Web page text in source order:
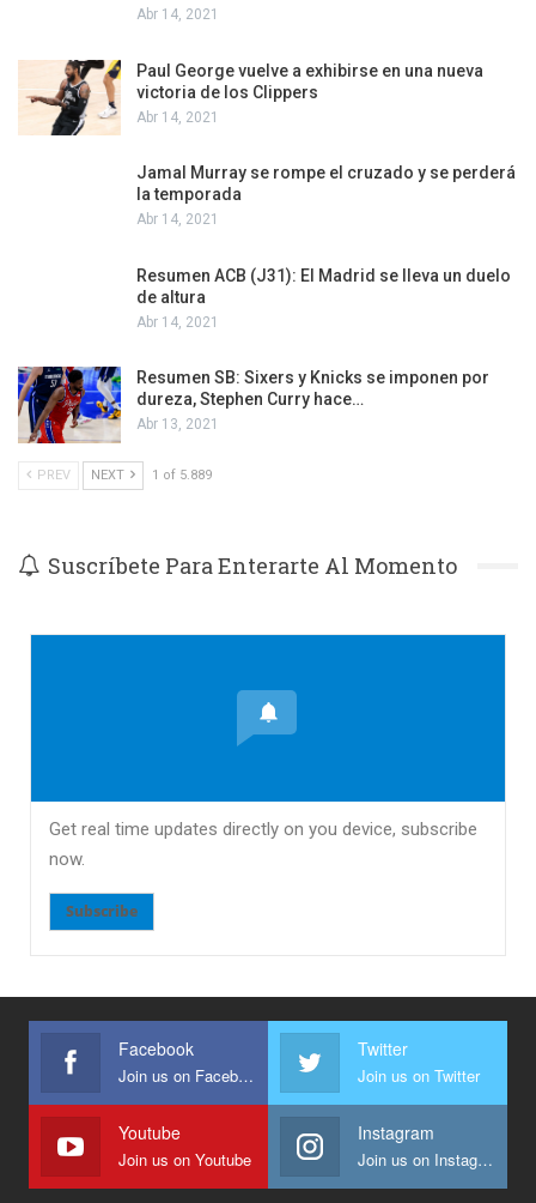
Abr 14, 2021
Paul George vuelve a exhibirse en una nueva
victoria de los Clippers
Abr 14, 2021
Jamal Murray se rompe el cruzado y se perderá
la temporada
Abr 14, 2021
Resumen ACB (J31): El Madrid se lleva un duelo
de altura
Abr 14, 2021
Resumen SB: Sixers y Knicks se imponen por
dureza, Stephen Curry hace…
Abr 13, 2021
PREV NEXT 1 of 5.889
Suscríbete Para Enterarte Al Momento
Get real time updates directly on you device, subscribe
now.
Subscribe
Facebook
Join us on Facebook
Twitter
Join us on Twitter
Youtube
Join us on Youtube
Instagram
Join us on Instagram